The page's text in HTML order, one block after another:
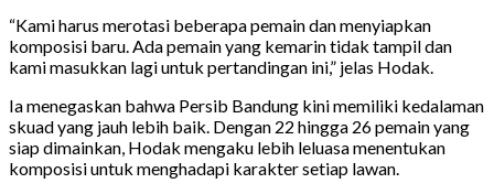
“Kami harus merotasi beberapa pemain dan menyiapkan
komposisi baru. Ada pemain yang kemarin tidak tampil dan
kami masukkan lagi untuk pertandingan ini,” jelas Hodak.
Ia menegaskan bahwa Persib Bandung kini memiliki kedalaman
skuad yang jauh lebih baik. Dengan 22 hingga 26 pemain yang
siap dimainkan, Hodak mengaku lebih leluasa menentukan
komposisi untuk menghadapi karakter setiap lawan.